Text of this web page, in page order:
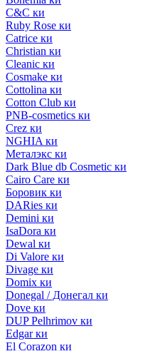
C&C ки
Ruby Rose ки
Catrice ки
Christian ки
Cleanic ки
Cosmake ки
Cottolina ки
Cotton Club ки
PNB-cosmetics ки
Crez ки
NGHIA ки
Металэкс ки
Dark Blue db Cosmetic ки
Cairo Care ки
Боровик ки
DARies ки
Demini ки
IsaDora ки
Dewal ки
Di Valore ки
Divage ки
Domix ки
Donegal / Донегал ки
Dove ки
DUP Pelhrimov ки
Edgar ки
El Corazon ки